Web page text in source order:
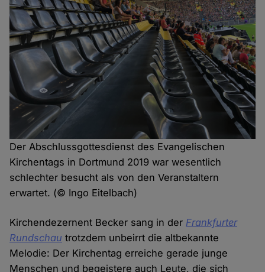
Der Abschlussgottesdienst des Evangelischen
Kirchentags in Dortmund 2019 war wesentlich
schlechter besucht als von den Veranstaltern
erwartet. (© Ingo Eitelbach)
Kirchendezernent Becker sang in der Frankfurter
Rundschau trotzdem unbeirrt die altbekannte
Melodie: Der Kirchentag erreiche gerade junge
Menschen und begeistere auch Leute, die sich